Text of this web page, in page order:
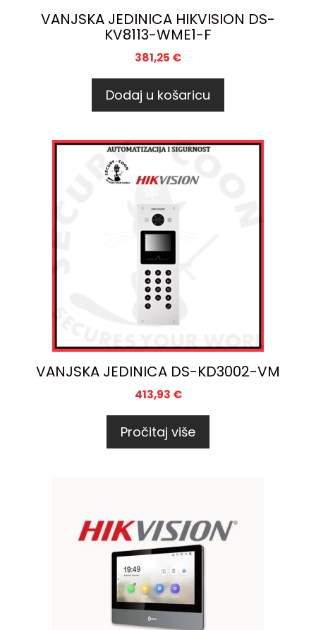
VANJSKA JEDINICA HIKVISION DS-
KV8113-WME1-F
381,25 €
Dodaj u košaricu
VANJSKA JEDINICA DS-KD3002-VM
413,93 €
Pročitaj više